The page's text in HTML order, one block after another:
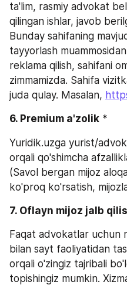
ta'lim, rasmiy advokat
qilingan ishlar, javob
Bunday sahifaning
tayyorlash
reklama qilish, sahifani
zimmamizda. Sahifa
juda qulay. Masalan,
6. Premium a'zolik *
Yuridik.uzga yurist/
orqali qo'shimcha
(Savol bergan mijoz
ko'proq ko'rsatish,
7. Oflayn mijoz jalb
Faqat advokatlar uchun
bilan sayt faoliyatidan
orqali o'zingiz tajribali
topishingiz mumkin.